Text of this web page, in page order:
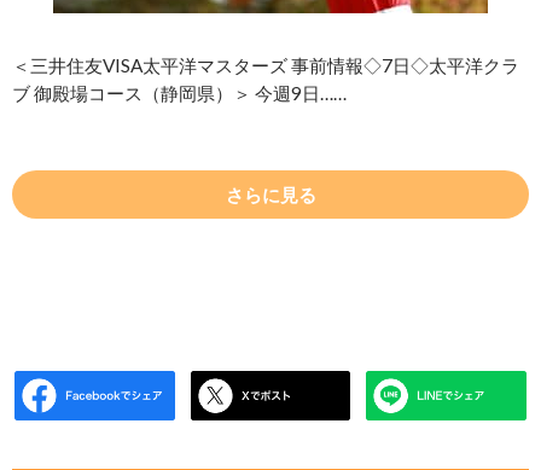
＜三井住友VISA太平洋マスターズ 事前情報◇7日◇太平洋クラ
ブ 御殿場コース（静岡県）＞ 今週9日……
さらに見る